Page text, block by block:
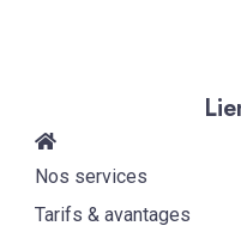
Nos services
Tarifs & avantages